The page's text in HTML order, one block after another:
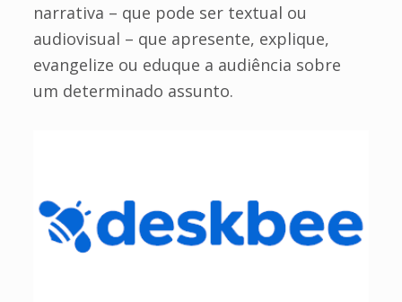
narrativa – que pode ser textual ou
audiovisual – que apresente, explique,
evangelize ou eduque a audiência sobre
um determinado assunto.